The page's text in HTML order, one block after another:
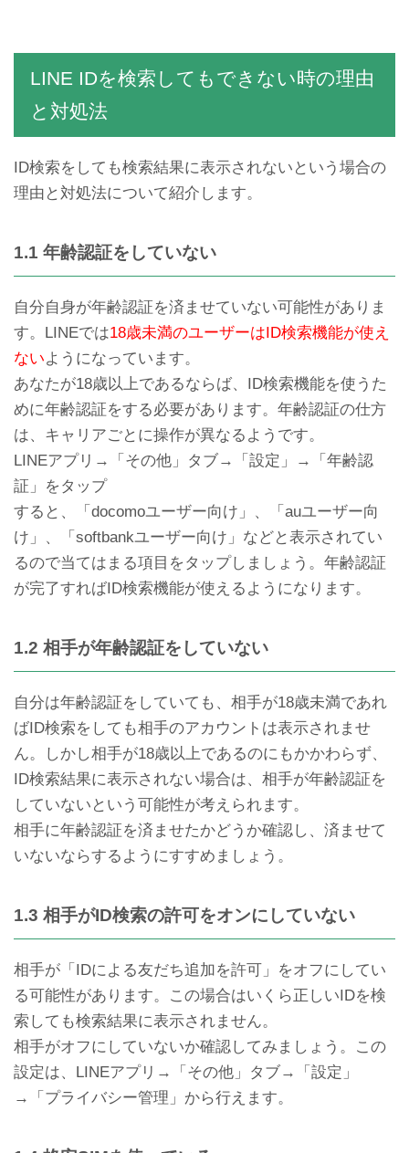
認する方法
LINEポコパンのアップデー
トしてもフリーズする不具
合の原因と対処法
急に友達のLINEトークが消
えたらブロックされたって
こと？
LINEの乗っ取り被害を受け
ないようするための対処・
LINEトークのメッセージと
履歴を削除する方法
の決め方
処法
LINE IDを検索してもできない時の理由
と対処法
ID検索をしても検索結果に表示されないという場合の
理由と対処法について紹介します。
1.1 年齢認証をしていない
自分自身が年齢認証を済ませていない可能性がありま
す。LINEでは18歳未満のユーザーはID検索機能が使え
ないようになっています。
あなたが18歳以上であるならば、ID検索機能を使うた
めに年齢認証をする必要があります。年齢認証の仕方
は、キャリアごとに操作が異なるようです。
LINEアプリ→「その他」タブ→「設定」→「年齢認
証」をタップ
すると、「docomoユーザー向け」、「auユーザー向
け」、「softbankユーザー向け」などと表示されてい
るので当てはまる項目をタップしましょう。年齢認証
が完了すればID検索機能が使えるようになります。
1.2 相手が年齢認証をしていない
自分は年齢認証をしていても、相手が18歳未満であれ
ばID検索をしても相手のアカウントは表示されませ
ん。しかし相手が18歳以上であるのにもかかわらず、
ID検索結果に表示されない場合は、相手が年齢認証を
していないという可能性が考えられます。
相手に年齢認証を済ませたかどうか確認し、済ませて
いないならするようにすすめましょう。
1.3 相手がID検索の許可をオンにしていない
相手が「IDによる友だち追加を許可」をオフにしてい
る可能性があります。この場合はいくら正しいIDを検
索しても検索結果に表示されません。
相手がオフにしていないか確認してみましょう。この
設定は、LINEアプリ→「その他」タブ→「設定」
→「プライバシー管理」から行えます。